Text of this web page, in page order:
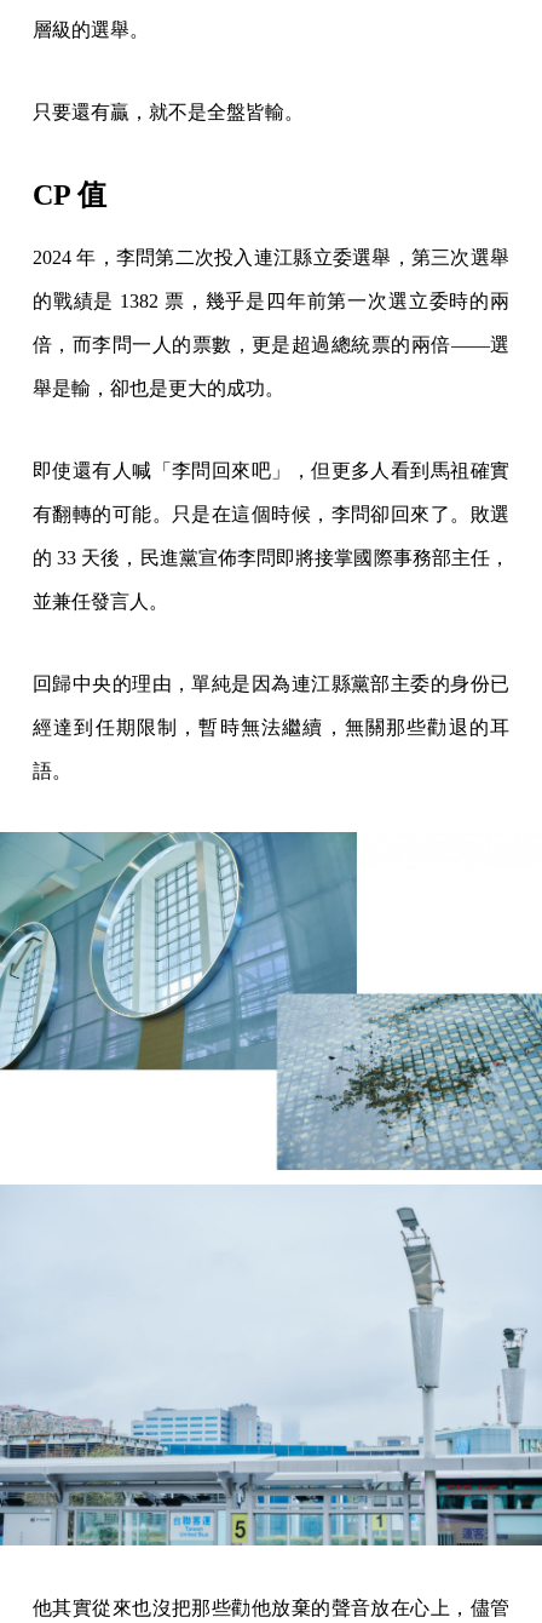
層級的選舉。
只要還有贏，就不是全盤皆輸。
CP 值
2024 年，李問第二次投入連江縣立委選舉，第三次選舉
的戰績是 1382 票，幾乎是四年前第一次選立委時的兩
倍，而李問一人的票數，更是超過總統票的兩倍——選
舉是輸，卻也是更大的成功。
即使還有人喊「李問回來吧」，但更多人看到馬祖確實
有翻轉的可能。只是在這個時候，李問卻回來了。敗選
的 33 天後，民進黨宣佈李問即將接掌國際事務部主任，
並兼任發言人。
回歸中央的理由，單純是因為連江縣黨部主委的身份已
經達到任期限制，暫時無法繼續，無關那些勸退的耳
語。
他其實從來也沒把那些勸他放棄的聲音放在心上，儘管